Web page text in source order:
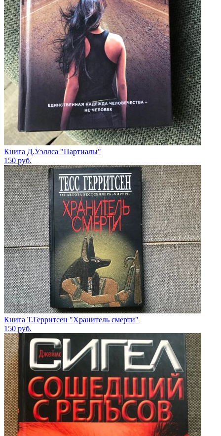
Книга Д.Уэллса "Партиалы"
150 руб.
Книга Т.Герритсен "Хранитель смерти"
150 руб.